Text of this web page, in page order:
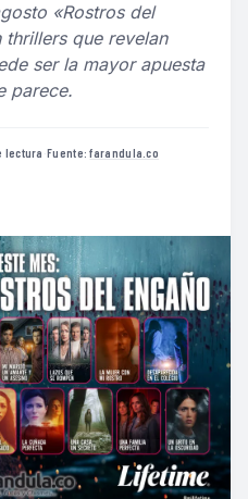
«Rostros del
que revelan
ser la mayor apuesta
parece.
lectura ·Fuente:farandula.co